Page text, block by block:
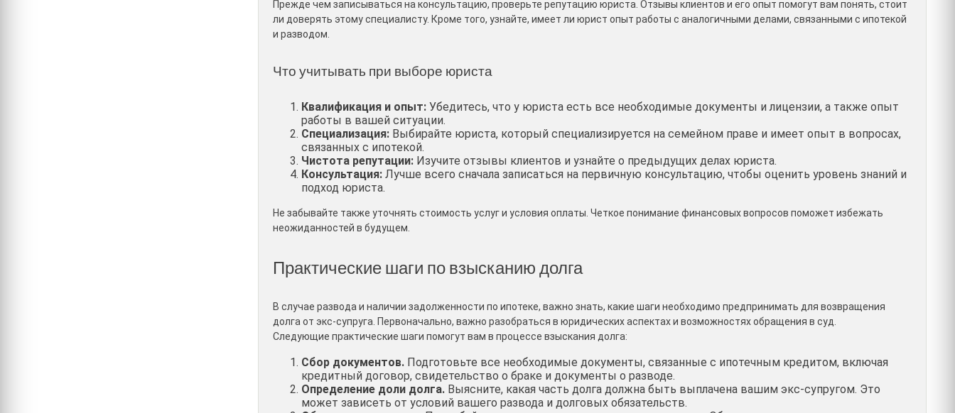
Прежде чем записываться на консультацию, проверьте репутацию юриста. Отзывы клиентов и его опыт помогут вам понять, стоит
ли доверять этому специалисту. Кроме того, узнайте, имеет ли юрист опыт работы с аналогичными делами, связанными с ипотекой
и разводом.
Что учитывать при выборе юриста
Квалификация и опыт:Убедитесь, что у юриста есть все необходимые документы и лицензии, а также опыт
работы в вашей ситуации.
Специализация:Выбирайте юриста, который специализируется на семейном праве и имеет опыт в вопросах,
связанных с ипотекой.
Чистота репутации:Изучите отзывы клиентов и узнайте о предыдущих делах юриста.
Консультация:Лучше всего сначала записаться на первичную консультацию, чтобы оценить уровень знаний и
подход юриста.
Не забывайте также уточнять стоимость услуг и условия оплаты. Четкое понимание финансовых вопросов поможет избежать
неожиданностей в будущем.
Практические шаги по взысканию долга
В случае развода и наличии задолженности по ипотеке, важно знать, какие шаги необходимо предпринимать для возвращения
долга от экс-супруга. Первоначально, важно разобраться в юридических аспектах и возможностях обращения в суд.
Следующие практические шаги помогут вам в процессе взыскания долга:
Сбор документов.Подготовьте все необходимые документы, связанные с ипотечным кредитом, включая
кредитный договор, свидетельство о браке и документы о разводе.
Определение доли долга.Выясните, какая часть долга должна быть выплачена вашим экс-супругом. Это
может зависеть от условий вашего развода и долговых обязательств.